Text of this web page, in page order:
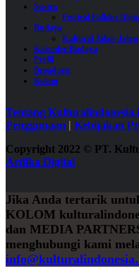
Sastra
Festival Folklor
Budaya
Kultural Jalan-Jalan
Kalender Budaya
Profil
Broadcast
Kolom
Tentang
Penggunaan | Kebijakan
Copyright 2022 © PT.
Ardika Digital
Jika Anda tertarik
KOLOM
dan MEDIA
menghubungi kami